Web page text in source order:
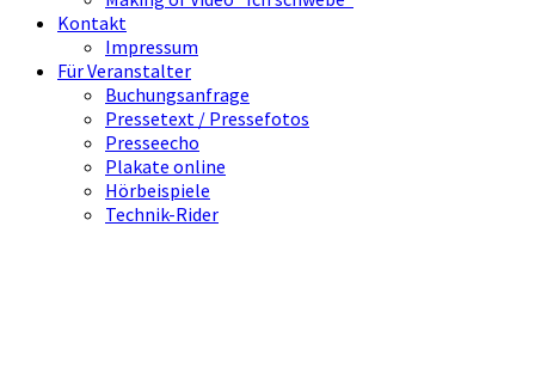
Kontakt
Impressum
Für Veranstalter
Buchungsanfrage
Pressetext / Pressefotos
Presseecho
Plakate online
Hörbeispiele
Technik-Rider